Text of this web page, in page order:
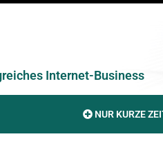
Internet-Business
NUR KURZE